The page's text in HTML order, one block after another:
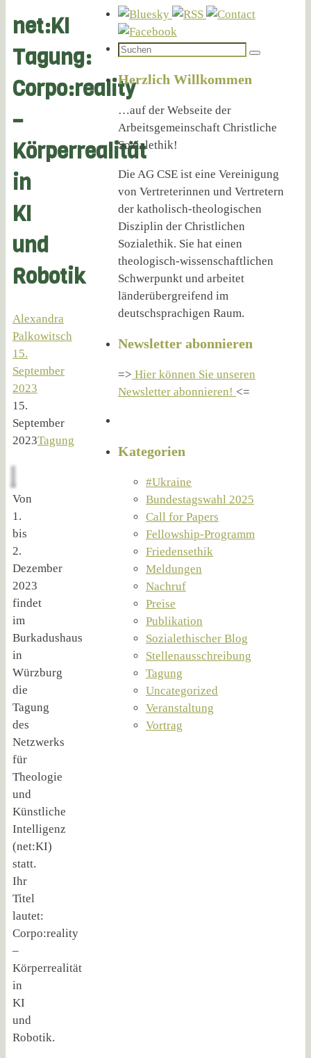
net:KI
Tagung:
Corpo:reality
–
Körperrealität
in
KI
und
Robotik
Alexandra
Palkowitsch
15.
September
2023
15.
September
2023Tagung
Von
1.
bis
2.
Dezember
2023
findet
im
Burkadushaus
in
Würzburg
die
Tagung
des
Netzwerks
für
Theologie
und
Künstliche
Intelligenz
(net:KI)
statt.
Ihr
Titel
lautet:
Corpo:reality
–
Körperrealität
in
KI
und
Robotik.
Suchen
Suchen
Herzlich Willkommen
…auf der Webseite der
Arbeitsgemeinschaft Christliche
Sozialethik!
Die AG CSE ist eine Vereinigung
von Vertreterinnen und Vertretern
der katholisch-theologischen
Disziplin der Christlichen
Sozialethik. Sie hat einen
theologisch-wissenschaftlichen
Schwerpunkt und arbeitet
länderübergreifend im
deutschsprachigen Raum.
Newsletter abonnieren
=> Hier können Sie unseren
Newsletter abonnieren! <=
Kategorien
#Ukraine
Bundestagswahl 2025
Call for Papers
Fellowship-Programm
Friedensethik
Meldungen
Nachruf
Preise
Publikation
Sozialethischer Blog
Stellenausschreibung
Tagung
Uncategorized
Veranstaltung
Vortrag